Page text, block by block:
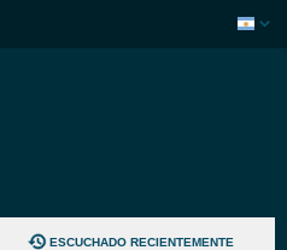
ESCUCHADO RECIENTEMENTE